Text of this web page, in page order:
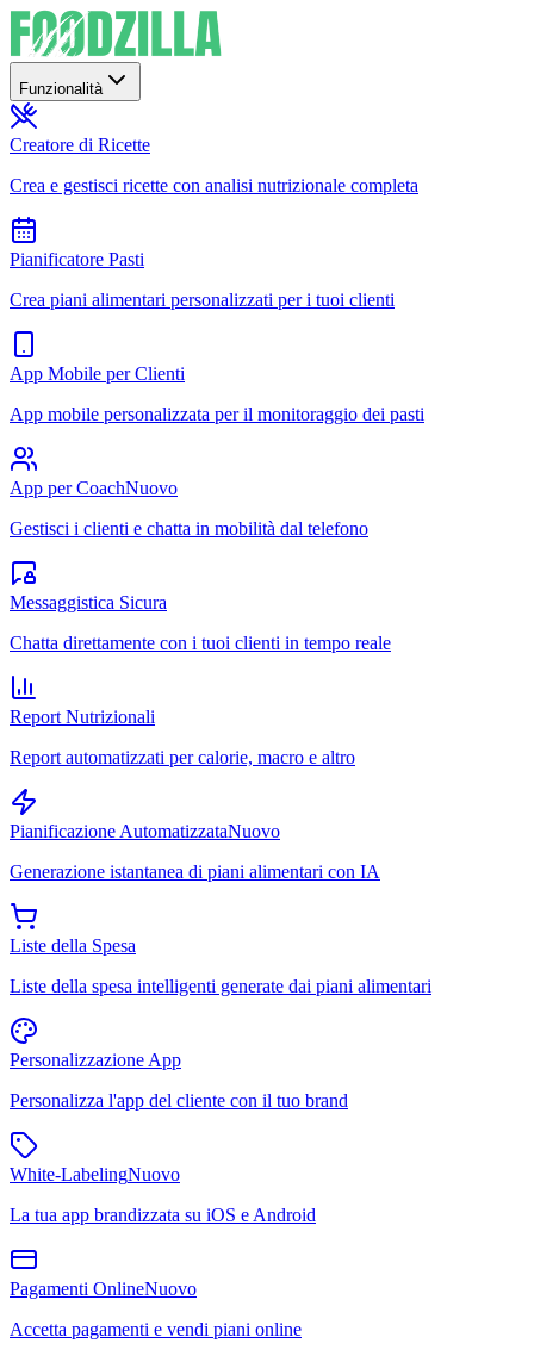
Funzionalità
Creatore di Ricette
Crea e gestisci ricette con analisi nutrizionale completa
Pianificatore Pasti
Crea piani alimentari personalizzati per i tuoi clienti
App Mobile per Clienti
App mobile personalizzata per il monitoraggio dei pasti
App per CoachNuovo
Gestisci i clienti e chatta in mobilità dal telefono
Messaggistica Sicura
Chatta direttamente con i tuoi clienti in tempo reale
Report Nutrizionali
Report automatizzati per calorie, macro e altro
Pianificazione AutomatizzataNuovo
Generazione istantanea di piani alimentari con IA
Liste della Spesa
Liste della spesa intelligenti generate dai piani alimentari
Personalizzazione App
Personalizza l'app del cliente con il tuo brand
White-LabelingNuovo
La tua app brandizzata su iOS e Android
Pagamenti OnlineNuovo
Accetta pagamenti e vendi piani online